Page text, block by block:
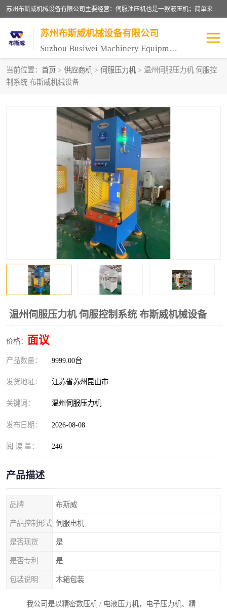
苏州布斯威机械设备有限公司主要经营：伺服油压机也是一款液压机；简单来说，传统的油压机，选用的是普通电机，普通电机容易发热，容易烧坏。伺服油压机采用先进的伺服电机，一般选用汇川 、日本大金、台达等品牌。伺服电机配套伺服泵还有伺服驱动器等部件，这样机器的电机过热，能耗的控制、机器工作的噪音都得到了完美的解决。
苏州布斯威机械设备有限公司
Suzhou Busiwei Machinery Equipment Co., Ltd.
当前位置： 首页 > 供应商机 > 伺服压力机 > 温州伺服压力机 伺服控
制系统 布斯威机械设备
温州伺服压力机 伺服控制系统 布斯威机械设备
价格： 面议
产品数量： 9999.00台
发货地址： 江苏省苏州昆山市
关键词： 温州伺服压力机
发布日期： 2026-08-08
阅 读 量： 246
产品描述
品牌 布斯威
产品控制形式 伺服电机
是否现货 是
是否专利 是
包装说明 木箱包装
我公司是以精密数压机 / 电液压力机，电子压力机、精
单柱油压机-C型油压机
数控油压机-伺服油压机 伺服压力机-电子压力机
气压机-气动压床 精密伺服压力机